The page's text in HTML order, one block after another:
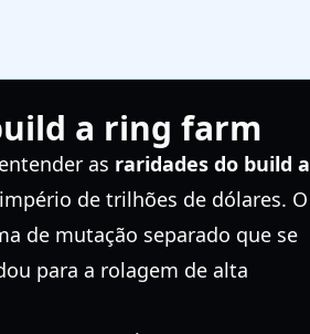
a ring farm
as raridades do build a
de trilhões de dólares. O
de mutação separado que se
para a rolagem de alta